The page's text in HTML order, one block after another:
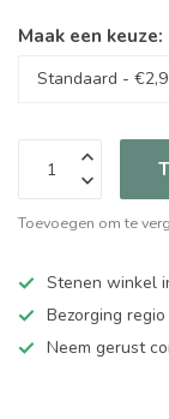
Maak een keuze:
Toevoegen om te
Stenen winkel
Bezorging
Neem gerust